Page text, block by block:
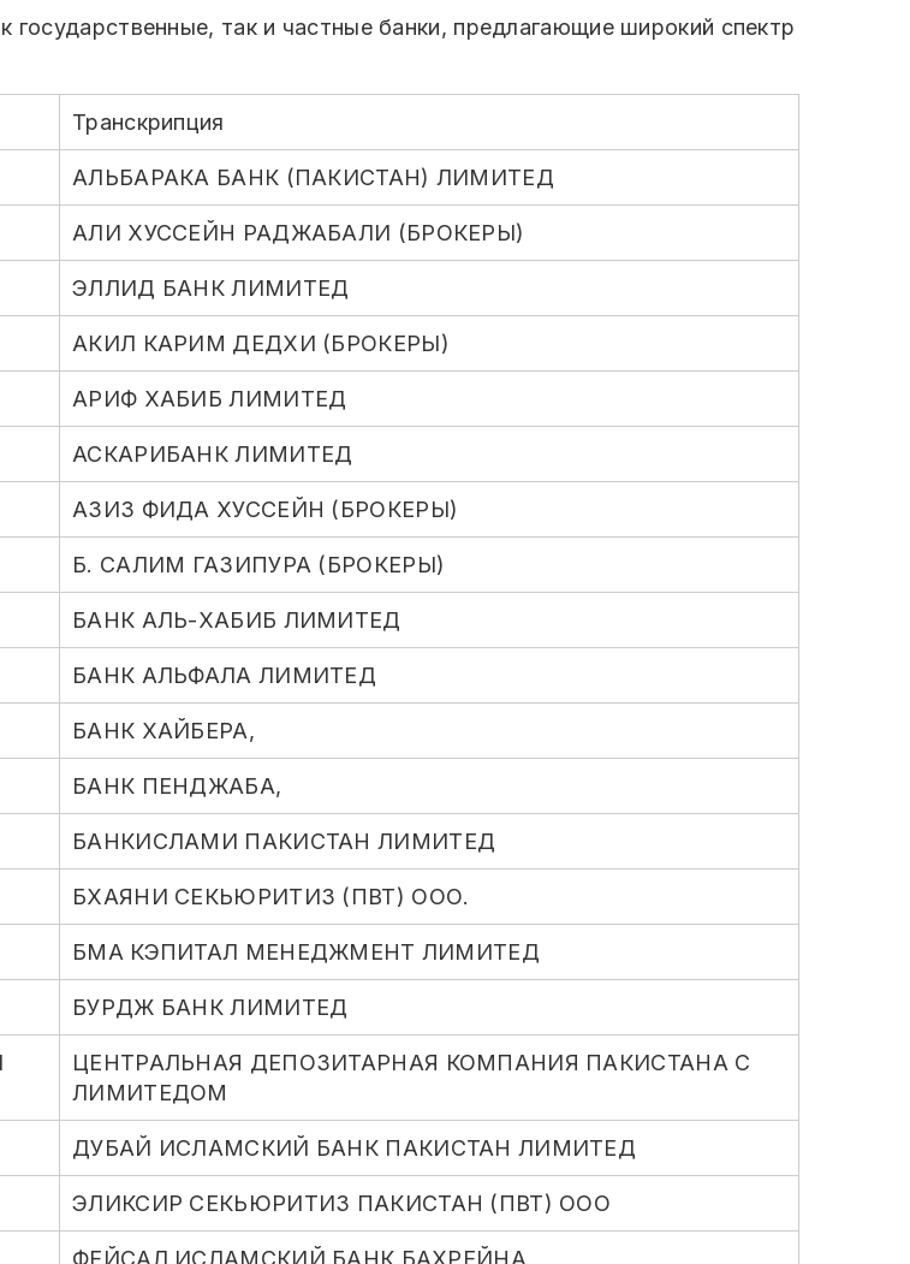
государственные, так и частные банки, предлагающие широкий спектр
Транскрипция
АЛЬБАРАКА БАНК (ПАКИСТАН) ЛИМИТЕД
АЛИ ХУССЕЙН РАДЖАБАЛИ (БРОКЕРЫ)
ЭЛЛИД БАНК ЛИМИТЕД
АКИЛ КАРИМ ДЕДХИ (БРОКЕРЫ)
АРИФ ХАБИБ ЛИМИТЕД
АСКАРИБАНК ЛИМИТЕД
АЗИЗ ФИДА ХУССЕЙН (БРОКЕРЫ)
Б. САЛИМ ГАЗИПУРА (БРОКЕРЫ)
БАНК АЛЬ-ХАБИБ ЛИМИТЕД
БАНК АЛЬФАЛА ЛИМИТЕД
БАНК ХАЙБЕРА,
БАНК ПЕНДЖАБА,
БАНКИСЛАМИ ПАКИСТАН ЛИМИТЕД
БХАЯНИ СЕКЬЮРИТИЗ (ПВТ) ООО.
БМА КЭПИТАЛ МЕНЕДЖМЕНТ ЛИМИТЕД
БУРДЖ БАНК ЛИМИТЕД
ЦЕНТРАЛЬНАЯ ДЕПОЗИТАРНАЯ КОМПАНИЯ ПАКИСТАНА С
ЛИМИТЕДОМ
ДУБАЙ ИСЛАМСКИЙ БАНК ПАКИСТАН ЛИМИТЕД
ЭЛИКСИР СЕКЬЮРИТИЗ ПАКИСТАН (ПВТ) ООО
ФЕЙСАЛ ИСЛАМСКИЙ БАНК БАХРЕЙНА